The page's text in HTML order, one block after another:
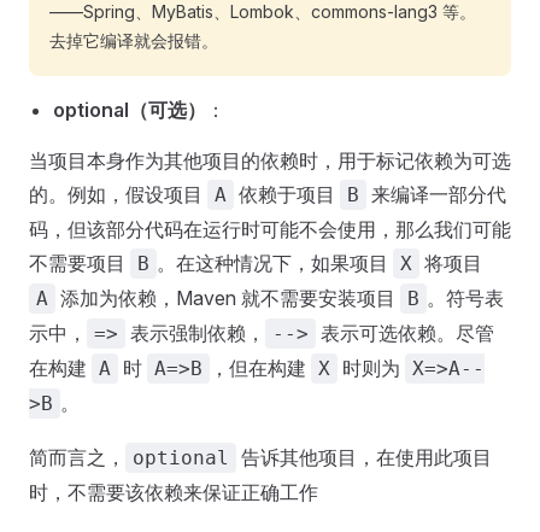
——Spring、MyBatis、Lombok、commons-lang3 等。
去掉它编译就会报错。
optional（可选） ：
当项目本身作为其他项目的依赖时，用于标记依赖为可选
的。例如，假设项目
A 依赖于项目 B 来编译一部分代
码，但该部分代码在运行时可能不会使用，那么我们可能
不需要项目
B 。在这种情况下，如果项目 X 将项目
A 添加为依赖，Maven 就不需要安装项目 B 。符号表
示中，
=> 表示强制依赖， --> 表示可选依赖。尽管
在构建 A 时 A=>B ，但在构建 X 时则为 X=>A--
>B 。
简而言之， optional
告诉其他项目，在使用此项目
时，不需要该依赖来保证正确工作